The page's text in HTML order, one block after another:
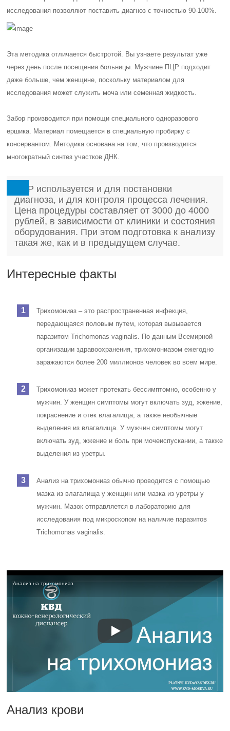
исследования позволяют поставить диагноз с точностью 90-100%.
Эта методика отличается быстротой. Вы узнаете результат уже
через день после посещения больницы. Мужчине ПЦР подходит
даже больше, чем женщине, поскольку материалом для
исследования может служить моча или семенная жидкость.
Забор производится при помощи специального одноразового
ершика. Материал помещается в специальную пробирку с
консервантом. Методика основана на том, что производится
многократный синтез участков ДНК.
ПЦР используется и для постановки
диагноза, и для контроля процесса лечения.
Цена процедуры составляет от 3000 до 4000
рублей, в зависимости от клиники и состояния
оборудования. При этом подготовка к анализу
такая же, как и в предыдущем случае.
Интересные факты
Трихомониаз – это распространенная инфекция,
передающаяся половым путем, которая вызывается
паразитом Trichomonas vaginalis. По данным Всемирной
организации здравоохранения, трихомониазом ежегодно
заражаются более 200 миллионов человек во всем мире.
Трихомониаз может протекать бессимптомно, особенно у
мужчин. У женщин симптомы могут включать зуд, жжение,
покраснение и отек влагалища, а также необычные
выделения из влагалища. У мужчин симптомы могут
включать зуд, жжение и боль при мочеиспускании, а также
выделения из уретры.
Анализ на трихомониаз обычно проводится с помощью
мазка из влагалища у женщин или мазка из уретры у
мужчин. Мазок отправляется в лабораторию для
исследования под микроскопом на наличие паразитов
Trichomonas vaginalis.
Анализ на трихомониаз
Анализ крови